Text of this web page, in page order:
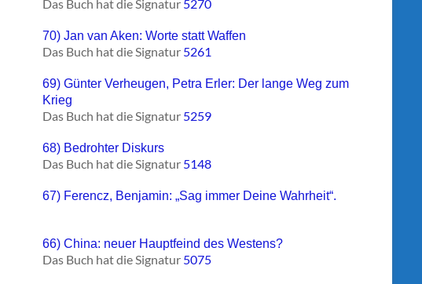
Das Buch hat die Signatur 5270
70) Jan van Aken: Worte statt Waffen
Das Buch hat die Signatur 5261
69) Günter Verheugen, Petra Erler: Der lange Weg zum
Krieg
Das Buch hat die Signatur 5259
68) Bedrohter Diskurs
Das Buch hat die Signatur 5148
67) Ferencz, Benjamin: „Sag immer Deine Wahrheit“.
66) China: neuer Hauptfeind des Westens?
Das Buch hat die Signatur 5075